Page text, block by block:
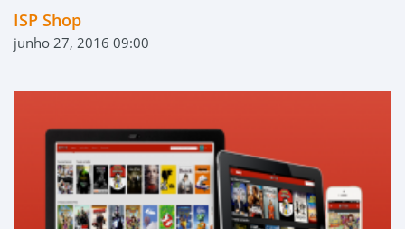
ISP Shop
junho 27, 2016 09:00